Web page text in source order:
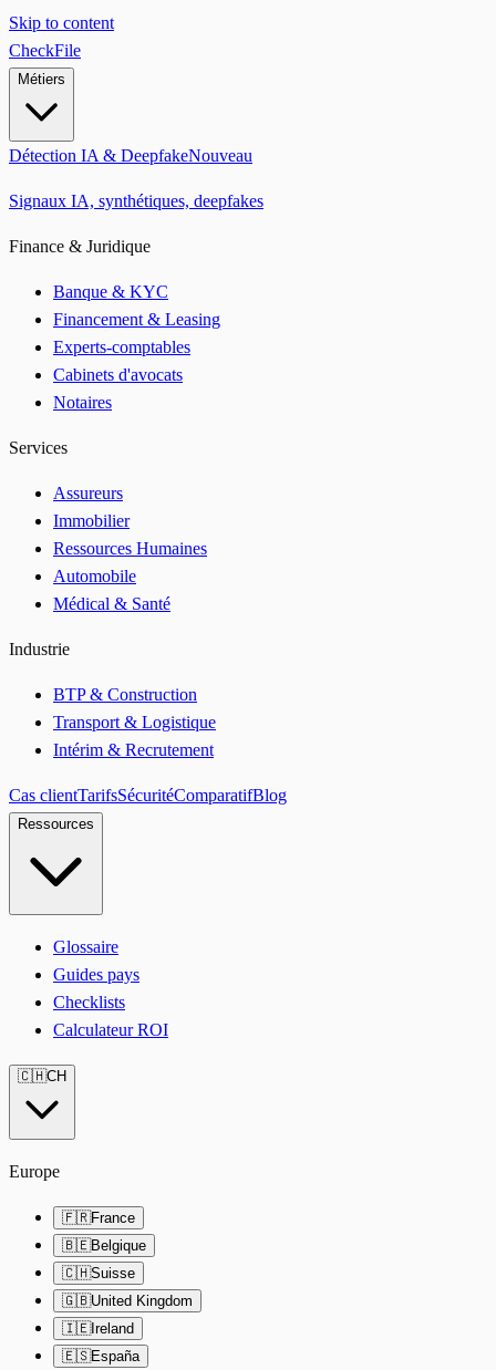
Skip to content
CheckFile
Métiers
Détection IA & DeepfakeNouveau
Signaux IA, synthétiques, deepfakes
Finance & Juridique
Banque & KYC
Financement & Leasing
Experts-comptables
Cabinets d'avocats
Notaires
Services
Assureurs
Immobilier
Ressources Humaines
Automobile
Médical & Santé
Industrie
BTP & Construction
Transport & Logistique
Intérim & Recrutement
Cas clientTarifsSécuritéComparatifBlog
Ressources
Glossaire
Guides pays
Checklists
Calculateur ROI
🇨🇭CH
Europe
🇫🇷France
🇧🇪Belgique
🇨🇭Suisse
🇬🇧United Kingdom
🇮🇪Ireland
🇪🇸España